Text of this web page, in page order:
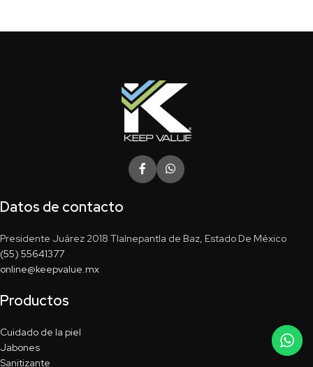
Datos de contacto
Presidente Juárez 2018 Tlalnepantla de Baz, Estado De México
(55) 55641377
online@keepvalue.mx
Productos
Cuidado de la piel
Jabones
Sanitizante